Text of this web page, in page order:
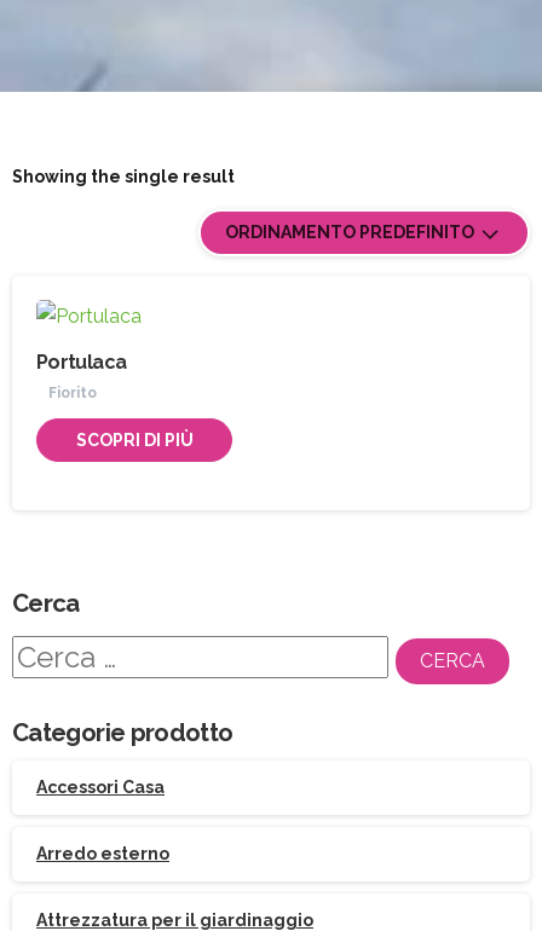
Showing the single result
ORDINAMENTO PREDEFINITO
Portulaca
Fiorito
SCOPRI DI PIÙ
Cerca
Ricerca
Categorie prodotto
Accessori Casa
Arredo esterno
Attrezzatura per il giardinaggio